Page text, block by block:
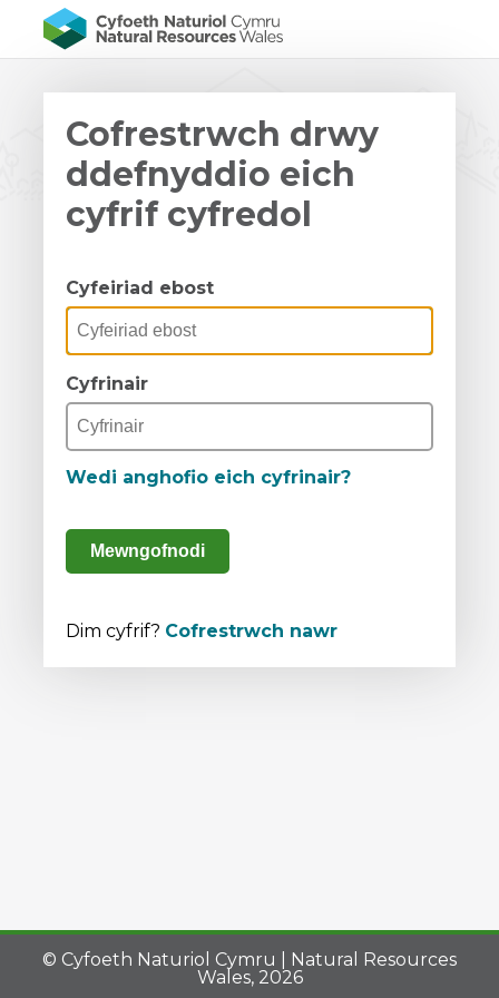
Cofrestrwch drwy
ddefnyddio eich
cyfrif cyfredol
Cyfeiriad ebost
Cyfrinair
Wedi anghofio eich cyfrinair?
Mewngofnodi
Dim cyfrif? Cofrestrwch nawr
© Cyfoeth Naturiol Cymru | Natural Resources
Wales, 2026